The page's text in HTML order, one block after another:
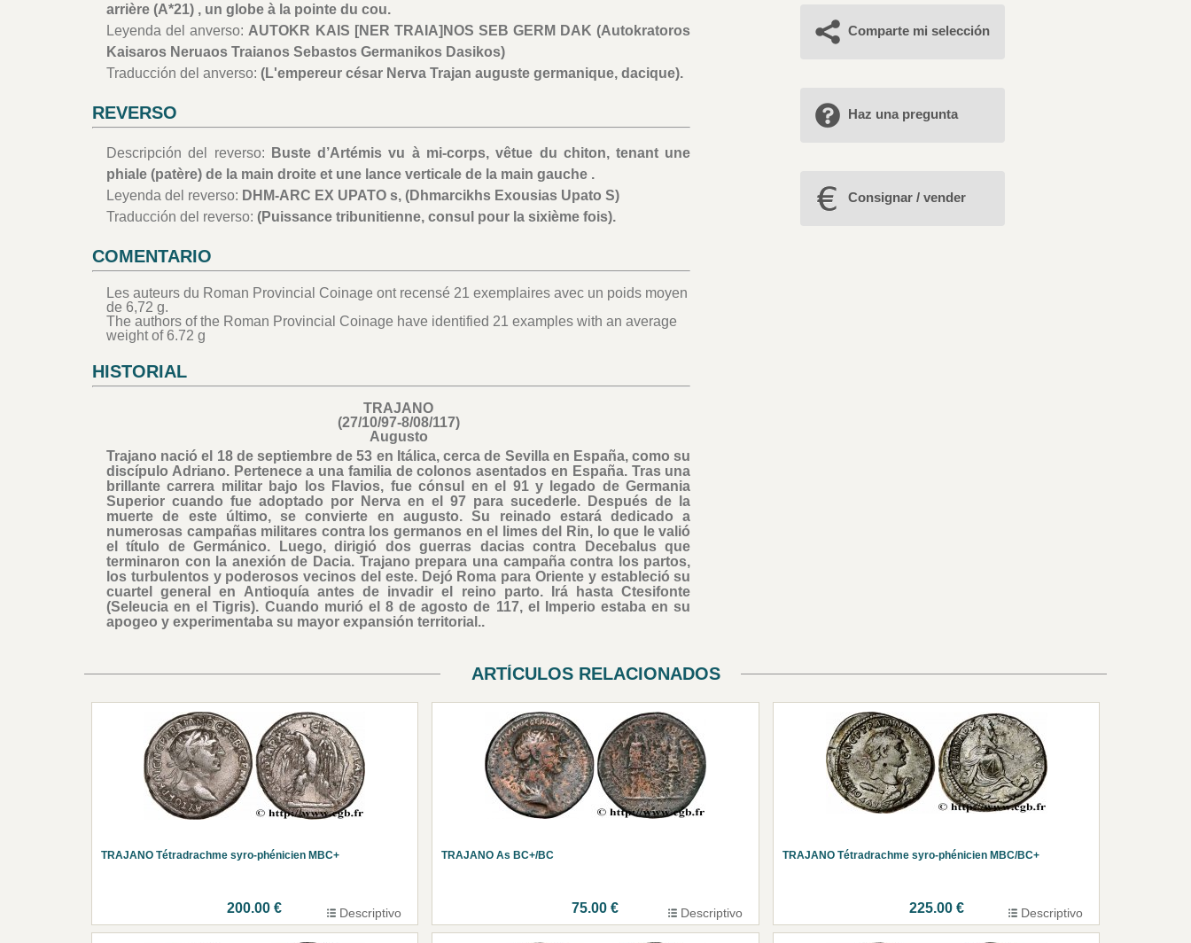
arrière (A*21) , un globe à la pointe du cou.
Leyenda del anverso: AUTOKR KAIS [NER TRAIA]NOS SEB GERM DAK (Autokratoros
Kaisaros Neruaos Traianos Sebastos Germanikos Dasikos)
Traducción del anverso: (L'empereur césar Nerva Trajan auguste germanique, dacique).
REVERSO
Descripción del reverso:
Buste d’Artémis vu à mi-corps, vêtue du chiton, tenant une
phiale (patère) de la main droite et une lance verticale de la main gauche .
Leyenda del reverso: DHM-ARC EX UPATO s, (Dhmarcikhs Exousias Upato S)
Traducción del reverso: (Puissance tribunitienne, consul pour la sixième fois).
COMENTARIO
Les auteurs du Roman Provincial Coinage ont recensé 21 exemplaires avec un poids moyen
de 6,72 g.
The authors of the Roman Provincial Coinage have identified 21 examples with an average
weight of 6.72 g
HISTORIAL
TRAJANO
(27/10/97-8/08/117)
Augusto
Trajano nació el 18 de septiembre de 53 en Itálica, cerca de Sevilla en España, como su
discípulo Adriano. Pertenece a una familia de colonos asentados en España. Tras una
brillante carrera militar bajo los Flavios, fue cónsul en el 91 y legado de Germania
Superior cuando fue adoptado por Nerva en el 97 para sucederle. Después de la
muerte de este último, se convierte en augusto. Su reinado estará dedicado a
numerosas campañas militares contra los germanos en el limes del Rin, lo que le valió
el título de Germánico. Luego, dirigió dos guerras dacias contra Decebalus que
terminaron con la anexión de Dacia. Trajano prepara una campaña contra los partos,
los turbulentos y poderosos vecinos del este. Dejó Roma para Oriente y estableció su
cuartel general en Antioquía antes de invadir el reino parto. Irá hasta Ctesifonte
(Seleucia en el Tigris). Cuando murió el 8 de agosto de 117, el Imperio estaba en su
apogeo y experimentaba su mayor expansión territorial..
Comparte mi selección
Haz una pregunta
Consignar / vender
ARTÍCULOS RELACIONADOS
TRAJANO Tétradrachme syro-phénicien MBC+
200.00 € Descriptivo
TRAJANO As BC+/BC
75.00 € Descriptivo
TRAJANO Tétradrachme syro-phénicien MBC/BC+
225.00 € Descriptivo